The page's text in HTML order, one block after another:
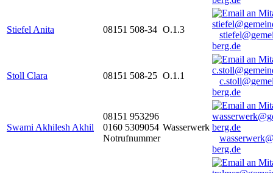
Stiefel Anita 08151 508-34 O.1.3
berg.de
Stoll Clara 08151 508-25 O.1.1
berg.de
Swami Akhilesh Akhil
08151 953296
0160 5309054
Notrufnummer
Wasserwerk
berg.de